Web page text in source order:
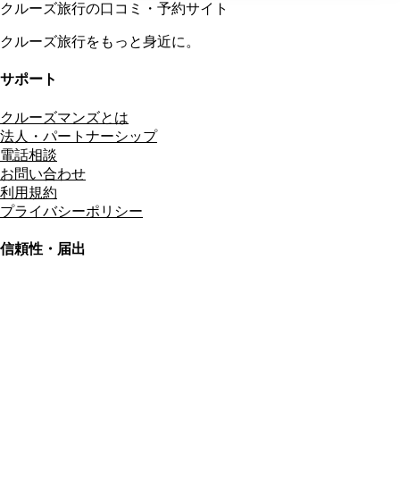
クルーズ旅行の口コミ・予約サイト
クルーズ旅行をもっと身近に。
サポート
クルーズマンズとは
法人・パートナーシップ
電話相談
お問い合わせ
利用規約
プライバシーポリシー
信頼性・届出